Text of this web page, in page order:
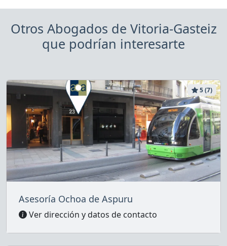
Otros Abogados de Vitoria-Gasteiz
que podrían interesarte
5 (7)
Asesoría Ochoa de Aspuru
Ver dirección y datos de contacto